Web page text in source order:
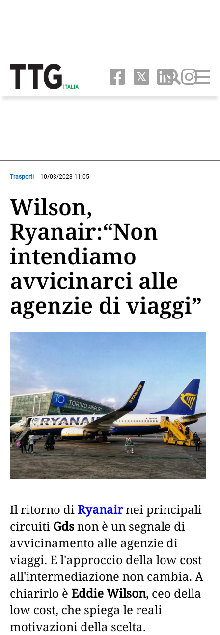
Trasporti 10/03/2023 11:05
Wilson,
Ryanair:“Non
intendiamo
avvicinarci alle
agenzie di viaggi”
Il ritorno diRyanairnei principali
circuiti Gdsnon è un segnale di
avvicinamento alle agenzie di
viaggi. E l'approccio della low cost
all'intermediazione non cambia. A
chiarirlo è Eddie Wilson, ceo della
low cost, che spiega le reali
motivazioni della scelta.